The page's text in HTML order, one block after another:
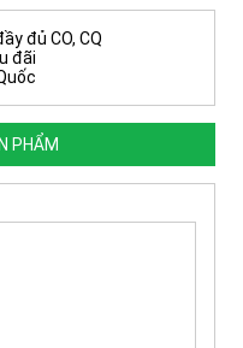
đủ CO, CQ
đãi
PHẨM